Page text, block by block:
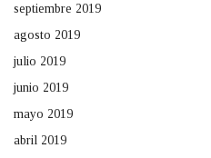
septiembre 2019
agosto 2019
julio 2019
junio 2019
mayo 2019
abril 2019